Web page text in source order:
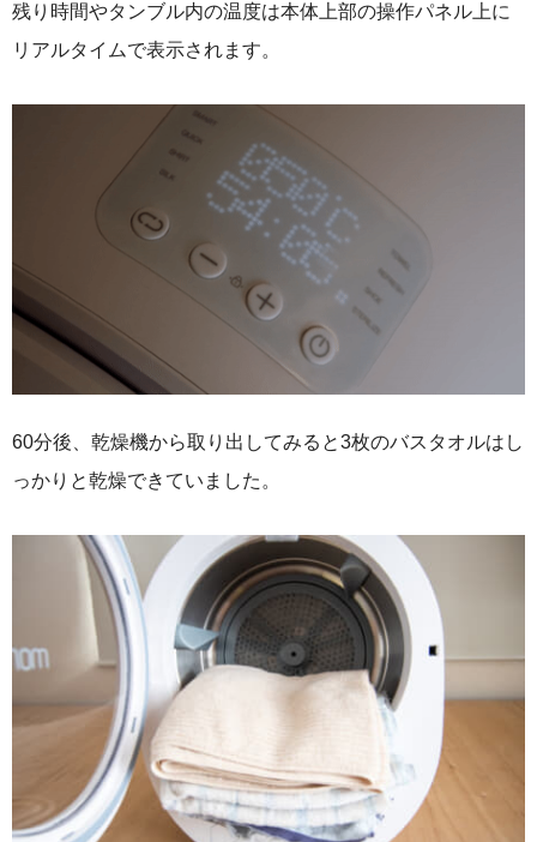
残り時間やタンブル内の温度は本体上部の操作パネル上に
リアルタイムで表示されます。
60分後、乾燥機から取り出してみると3枚のバスタオルはし
っかりと乾燥できていました。